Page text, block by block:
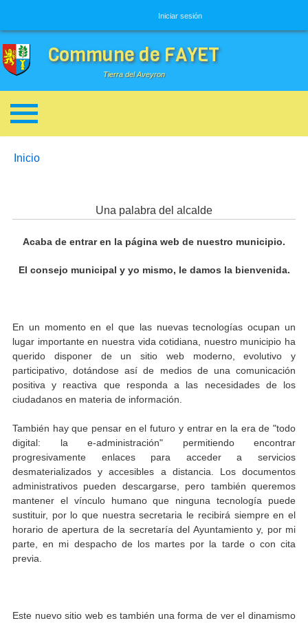
Iniciar sesión
Commune de FAYET
Tierra del Aveyron
Enlaces de ayuda a la navegación
You are here:
Inicio
Una palabra del alcalde
Acaba de entrar en la página web de nuestro municipio.
El consejo municipal y yo mismo, le damos la bienvenida.
En un momento en el que las nuevas tecnologías ocupan un
lugar importante en nuestra vida cotidiana, nuestro municipio ha
querido disponer de un sitio web moderno, evolutivo y
participativo, dotándose así de medios de una comunicación
positiva y reactiva que responda a las necesidades de los
ciudadanos en materia de información.
También hay que pensar en el futuro y entrar en la era de "todo
digital: la e-administración" permitiendo encontrar
progresivamente enlaces para acceder a servicios
desmaterializados y accesibles a distancia. Los documentos
administrativos pueden descargarse, pero también queremos
mantener el vínculo humano que ninguna tecnología puede
sustituir, por lo que nuestra secretaria le recibirá siempre en el
horario de apertura de la secretaría del Ayuntamiento y, por mi
parte, en mi despacho de los martes por la tarde o con cita
previa.
Este nuevo sitio web es también una forma de ver el dinamismo